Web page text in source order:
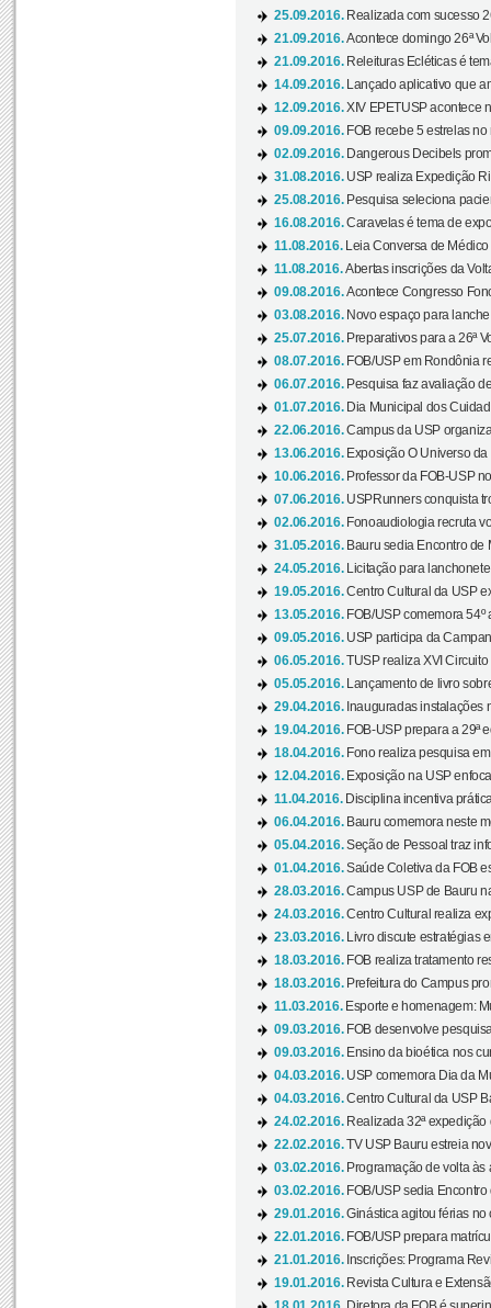
25.09.2016. Realizada com sucesso
21.09.2016.Acontece domingo 26ª
21.09.2016. Releituras Ecléticas é
14.09.2016.
Lançado aplicativo que
12.09.2016.XIV EPETUSP acontece
09.09.2016. FOB recebe 5 estrelas
02.09.2016. Dangerous Decibels
31.08.2016. USP realiza Expedição
25.08.2016. Pesquisa seleciona
16.08.2016.Caravelas é tema de
11.08.2016.
Leia Conversa de
11.08.2016.Abertas inscrições da
09.08.2016.Acontece Congresso
03.08.2016. Novo espaço para
25.07.2016. Preparativos para a 26ª
08.07.2016. FOB/USP em Rondônia
06.07.2016. Pesquisa faz avaliação
01.07.2016. Dia Municipal dos
22.06.2016.Campus da USP
13.06.2016. Exposição O Universo
10.06.2016. Professor da FOB-USP
07.06.2016. USPRunners conquista
02.06.2016. Fonoaudiologia recruta
31.05.2016. Bauru sedia Encontro de
24.05.2016.
Licitação para
19.05.2016.Centro Cultural da USP
13.05.2016. FOB/USP comemora
09.05.2016. USP participa da
06.05.2016.TUSP realiza XVI Circuito
05.05.2016.
Lançamento de livro
29.04.2016. Inauguradas instalações
19.04.2016. FOB-USP prepara a 29ª
18.04.2016. Fono realiza pesquisa
12.04.2016. Exposição na USP
11.04.2016. Disciplina incentiva
06.04.2016. Bauru comemora neste
05.04.2016.Seção de Pessoal traz
01.04.2016.Saúde Coletiva da FOB
28.03.2016.Campus USP de Bauru
24.03.2016.Centro Cultural realiza
23.03.2016.
Livro discute estratégias
18.03.2016. FOB realiza tratamento
18.03.2016. Prefeitura do Campus
11.03.2016. Esporte e homenagem:
09.03.2016. FOB desenvolve
09.03.2016. Ensino da bioética nos
04.03.2016. USP comemora Dia da
04.03.2016.Centro Cultural da USP
24.02.2016. Realizada 32ª
22.02.2016.TV USP Bauru estreia
03.02.2016. Programação de volta às
03.02.2016. FOB/USP sedia
29.01.2016.Ginástica agitou férias no
22.01.2016. FOB/USP prepara
21.01.2016. Inscrições: Programa
19.01.2016. Revista Cultura e